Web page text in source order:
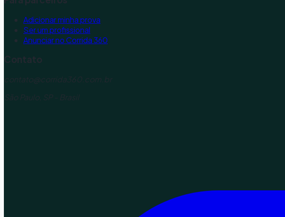
Adicionar minha prova
Ser um profissional
Anunciar no Corrida 360
Contato
contato@corrida360.com.br
São Paulo, SP - Brasil